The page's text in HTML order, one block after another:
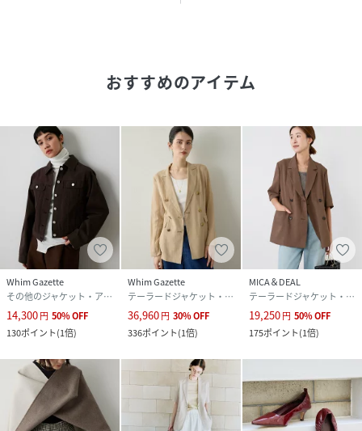
光沢感：なし
----------------------------------------------------
- THE PAUSE(ザ ポーズ) -
流行を自分らしい発想で切り取ってコーディネートを遊ぶ。
色のグラデーション、ヴィンテージ感漂うワークアイテ
ム・・・ ギャラリーのようなクローゼットの中から 組み合
わせをデザインするようにファッションを楽しむ。
そんな、自由なライフスタイルをもつ大人の女性にむけて 新
しい感覚のカジュアルスタイルを提案します。
【注意事項】
・画像の商品はサンプルです。実際の商品と仕様、加工が若
干異なる場合があります。
また 、パソコンやスマートフォンのモニター環境などによ
おすすめのアイテム
Whim Gazette
その他のジャケット・アウター
14,300円 50%OFF
130ポイント(1倍)
Whim Gazette
テーラードジャケット・ブレザー
36,960円 30%OFF
336ポイント(1倍)
MICA＆DEAL
テーラードジャケット・ブレザー
19,250円 50%OFF
175ポイント(1倍)